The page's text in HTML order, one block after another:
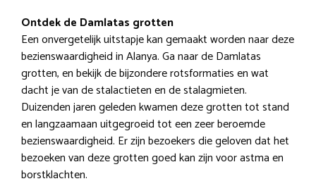
Ontdek de Damlatas grotten
Een onvergetelijk uitstapje kan gemaakt worden naar deze
bezienswaardigheid in Alanya. Ga naar de Damlatas
grotten, en bekijk de bijzondere rotsformaties en wat
dacht je van de stalactieten en de stalagmieten.
Duizenden jaren geleden kwamen deze grotten tot stand
en langzaamaan uitgegroeid tot een zeer beroemde
bezienswaardigheid. Er zijn bezoekers die geloven dat het
bezoeken van deze grotten goed kan zijn voor astma en
borstklachten.